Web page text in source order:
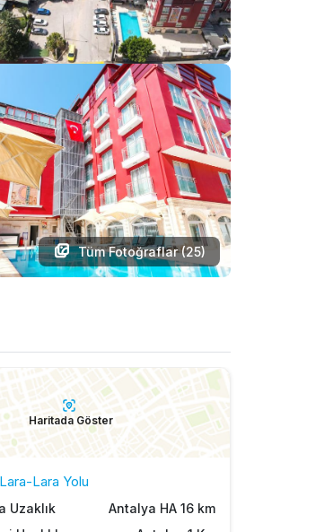
Tüm Fotoğraflar (25)
Haritada Göster
Lara Yolu
Uzaklık
Antalya HA 16 km